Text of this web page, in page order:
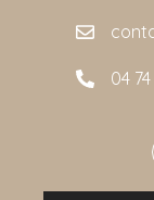
04